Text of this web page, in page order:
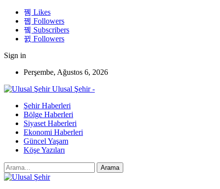
Likes
Followers
Subscribers
Followers
Sign in
Perşembe, Ağustos 6, 2026
Ulusal Şehir -
Şehir Haberleri
Bölge Haberleri
Siyaset Haberleri
Ekonomi Haberleri
Güncel Yaşam
Köşe Yazıları